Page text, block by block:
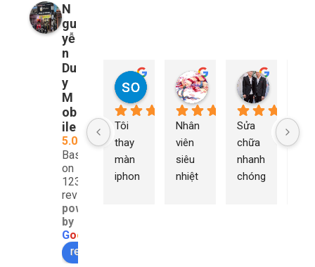
N
gu
yễ
n
Du
y
M
ob
ile
5.0
Based
on
1232
reviews
powered
by
Goo
review us on
so young
2 năm trước
Tôi
thay
màn
iphon
My Nguyễn
2 năm trước
Nhân
viên
siêu
nhiệt
Sửa
chữa
nhanh
chóng
n